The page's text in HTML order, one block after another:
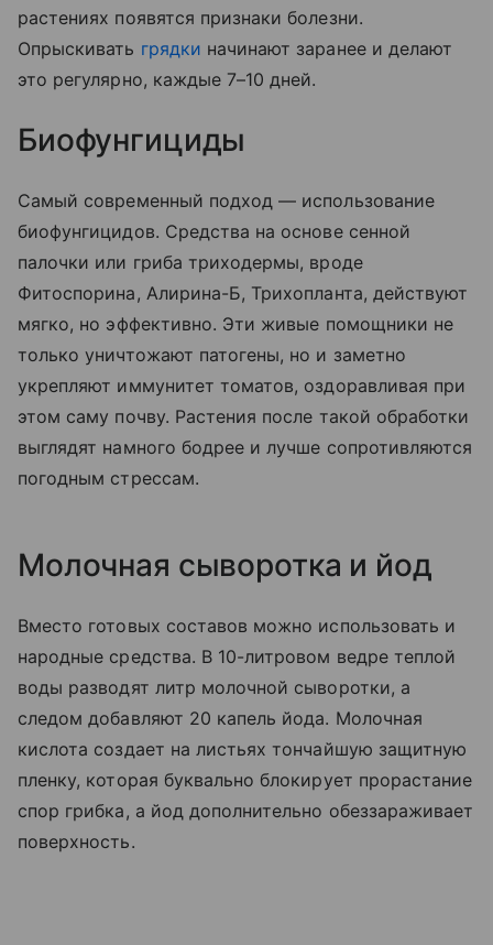
растениях появятся признаки болезни.
Опрыскивать грядки начинают заранее и делают
это регулярно, каждые 7–10 дней.
Биофунгициды
Самый современный подход — использование
биофунгицидов. Средства на основе сенной
палочки или гриба триходермы, вроде
Фитоспорина, Алирина-Б, Трихопланта, действуют
мягко, но эффективно. Эти живые помощники не
только уничтожают патогены, но и заметно
укрепляют иммунитет томатов, оздоравливая при
этом саму почву. Растения после такой обработки
выглядят намного бодрее и лучше сопротивляются
погодным стрессам.
Молочная сыворотка и йод
Вместо готовых составов можно использовать и
народные средства. В 10-литровом ведре теплой
воды разводят литр молочной сыворотки, а
следом добавляют 20 капель йода. Молочная
кислота создает на листьях тончайшую защитную
пленку, которая буквально блокирует прорастание
спор грибка, а йод дополнительно обеззараживает
поверхность.